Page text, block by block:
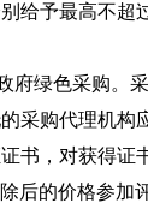
给予最高不超
府绿色采购。
采购代理机构
书，对获得证
后的价格参加